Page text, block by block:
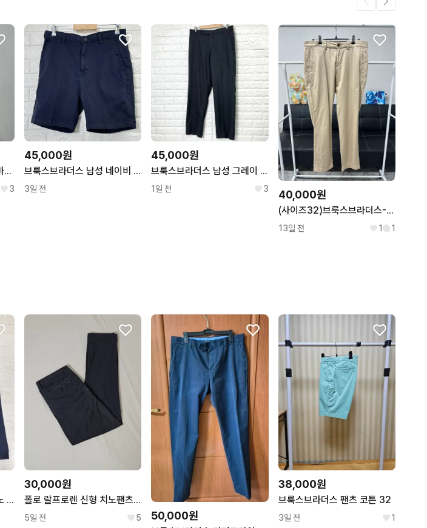
브룩스브라더스 네이비 면바지 32
3
45,000원
브룩스브라더스 남성 네이비 치노 반바지 W34
3일 전
45,000원
브룩스브라더스 남성 그레이 울 슬랙스 34
1일 전 3 40,000원
(사이즈32)브룩스브라더스-베이지 치노팬츠
13일 전 1 1
브룩스브라더스 네이비 치노 30 사이즈
30,000원
폴로 랄프로렌 신형 치노팬츠 스트래치 슬림핏 슬랙스 바지 네이비 32
5일 전 5 50,000원
38,000원
브룩스브라더스 팬츠 코튼 32
3일 전 1